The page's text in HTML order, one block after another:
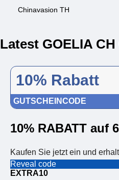
Chinavasion TH
Latest GOELIA
10% Rabatt
GUTSCHEINCODE
10% RABATT auf
Kaufen Sie jetzt ein und
Reveal code
EXTRA10